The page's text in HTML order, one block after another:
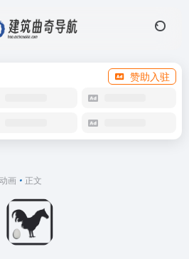
赞助入驻
动画 • 正文